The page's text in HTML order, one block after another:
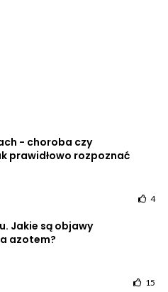
- choroba czy
prawidłowo rozpoznać
4
Jakie są objawy
azotem?
15